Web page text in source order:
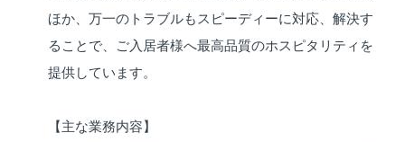
ほか、万一のトラブルもスピーディーに対応、解決す
ることで、ご入居者様へ最高品質のホスピタリティを
提供しています。
【主な業務内容】